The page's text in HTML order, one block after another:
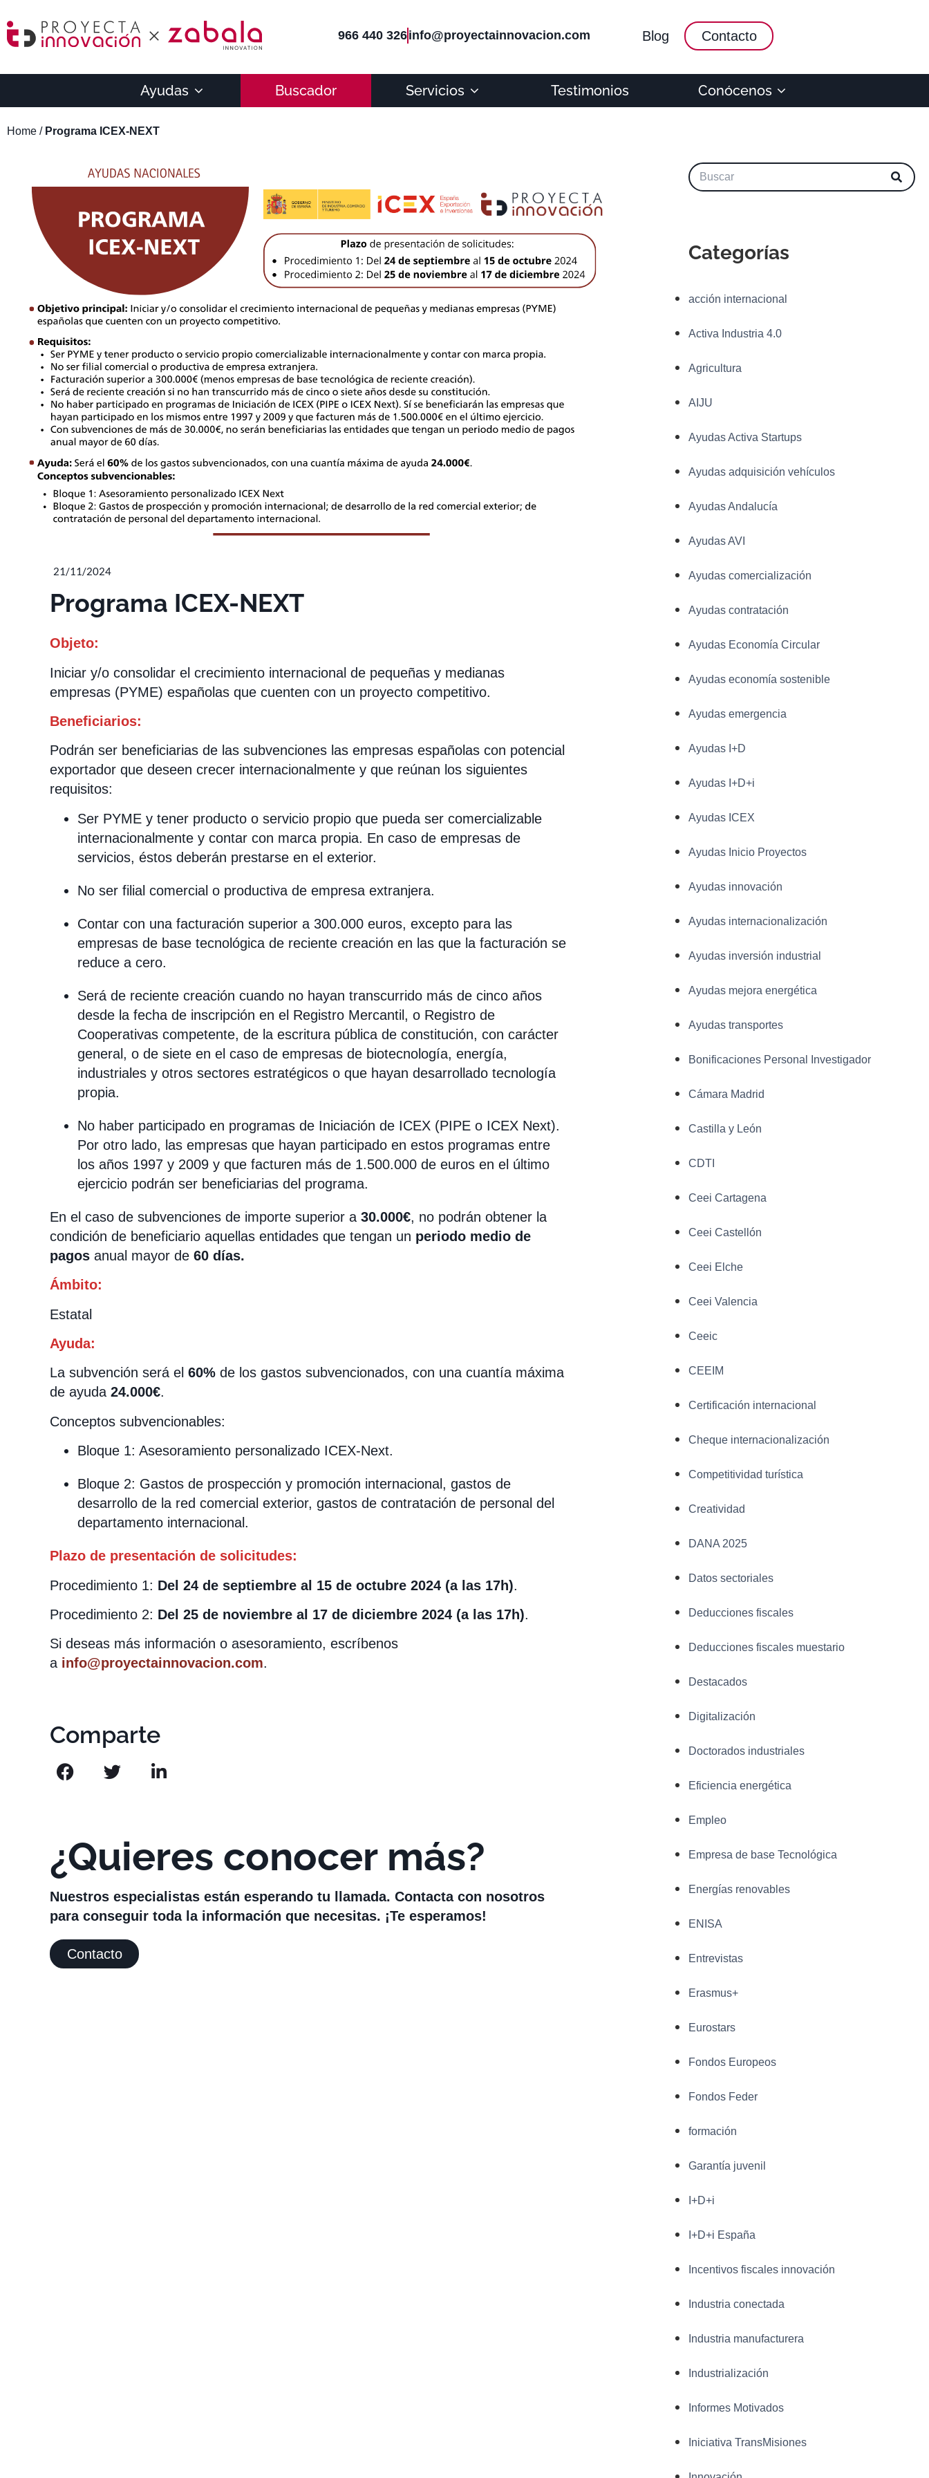
966 440 326info@proyectainnovacion.com Blog Contacto
Ayudas Buscador Servicios Testimonios Conócenos
Home / Programa ICEX-NEXT
21/11/2024
Programa ICEX-NEXT
Objeto:
Iniciar y/o consolidar el crecimiento internacional de pequeñas y medianas
empresas (PYME) españolas que cuenten con un proyecto competitivo.
Beneficiarios:
Podrán ser beneficiarias de las subvenciones las empresas españolas con potencial
exportador que deseen crecer internacionalmente y que reúnan los siguientes
requisitos:
Ser PYME y tener producto o servicio propio que pueda ser comercializable
internacionalmente y contar con marca propia. En caso de empresas de
servicios, éstos deberán prestarse en el exterior.
No ser filial comercial o productiva de empresa extranjera.
Contar con una facturación superior a 300.000 euros, excepto para las
empresas de base tecnológica de reciente creación en las que la facturación se
reduce a cero.
Será de reciente creación cuando no hayan transcurrido más de cinco años
desde la fecha de inscripción en el Registro Mercantil, o Registro de
Cooperativas competente, de la escritura pública de constitución, con carácter
general, o de siete en el caso de empresas de biotecnología, energía,
industriales y otros sectores estratégicos o que hayan desarrollado tecnología
propia.
No haber participado en programas de Iniciación de ICEX (PIPE o ICEX Next).
Por otro lado, las empresas que hayan participado en estos programas entre
los años 1997 y 2009 y que facturen más de 1.500.000 de euros en el último
ejercicio podrán ser beneficiarias del programa.
En el caso de subvenciones de importe superior a 30.000€, no podrán obtener la
condición de beneficiario aquellas entidades que tengan un periodo medio de
pagosanual mayor de 60 días.
Ámbito:
Estatal
Ayuda:
La subvención será el 60%de los gastos subvencionados, con una cuantía máxima
de ayuda 24.000€.
Conceptos subvencionables:
Bloque 1: Asesoramiento personalizado ICEX-Next.
Bloque 2: Gastos de prospección y promoción internacional, gastos de
desarrollo de la red comercial exterior, gastos de contratación de personal del
departamento internacional.
Plazo de presentación de solicitudes:
Procedimiento 1: Del 24 de septiembre al 15 de octubre 2024 (a las 17h).
Procedimiento 2: Del 25 de noviembre al 17 de diciembre 2024 (a las 17h).
Si deseas más información o asesoramiento, escríbenos
a info@proyectainnovacion.com.
Comparte
¿Quieres conocer más?
Nuestros especialistas están esperando tu llamada. Contacta con nosotros
para conseguir toda la información que necesitas. ¡Te esperamos!
Contacto
Categorías
acción internacional
Activa Industria 4.0
Agricultura
AIJU
Ayudas Activa Startups
Ayudas adquisición vehículos
Ayudas Andalucía
Ayudas AVI
Ayudas comercialización
Ayudas contratación
Ayudas Economía Circular
Ayudas economía sostenible
Ayudas emergencia
Ayudas I+D
Ayudas I+D+i
Ayudas ICEX
Ayudas Inicio Proyectos
Ayudas innovación
Ayudas internacionalización
Ayudas inversión industrial
Ayudas mejora energética
Ayudas transportes
Bonificaciones Personal Investigador
Cámara Madrid
Castilla y León
CDTI
Ceei Cartagena
Ceei Castellón
Ceei Elche
Ceei Valencia
Ceeic
CEEIM
Certificación internacional
Cheque internacionalización
Competitividad turística
Creatividad
DANA 2025
Datos sectoriales
Deducciones fiscales
Deducciones fiscales muestario
Destacados
Digitalización
Doctorados industriales
Eficiencia energética
Empleo
Empresa de base Tecnológica
Energías renovables
ENISA
Entrevistas
Erasmus+
Eurostars
Fondos Europeos
Fondos Feder
formación
Garantía juvenil
I+D+i
I+D+i España
Incentivos fiscales innovación
Industria conectada
Industria manufacturera
Industrialización
Informes Motivados
Iniciativa TransMisiones